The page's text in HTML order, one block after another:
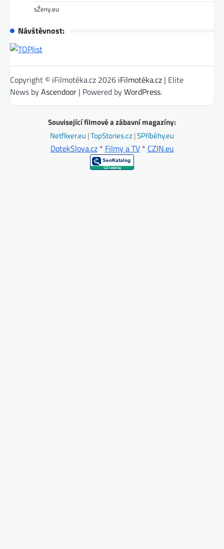
sŽeny.eu
Návštěvnost:
Copyright © iFilmotéka.cz 2026 iFilmotéka.cz | Elite
News byAscendoor | Powered byWordPress.
Související filmové a zábavní magazíny:
Netflixer.eu |TopStories.cz|SPříběhy.eu
DotekSlova.cz* Filmy a TV* CZIN.eu